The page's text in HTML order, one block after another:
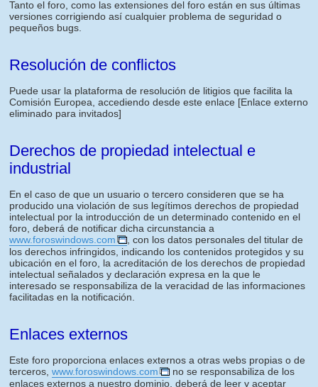
Tanto el foro, como las extensiones del foro están en sus últimas
versiones corrigiendo así cualquier problema de seguridad o
pequeños bugs.
Resolución de conflictos
Puede usar la plataforma de resolución de litigios que facilita la
Comisión Europea, accediendo desde este enlace [Enlace externo
eliminado para invitados]
Derechos de propiedad intelectual e
industrial
En el caso de que un usuario o tercero consideren que se ha
producido una violación de sus legítimos derechos de propiedad
intelectual por la introducción de un determinado contenido en el
foro, deberá de notificar dicha circunstancia a
www.foroswindows.com
, con los datos personales del titular de
los derechos infringidos, indicando los contenidos protegidos y su
ubicación en el foro, la acreditación de los derechos de propiedad
intelectual señalados y declaración expresa en la que le
interesado se responsabiliza de la veracidad de las informaciones
facilitadas en la notificación.
Enlaces externos
Este foro proporciona enlaces externos a otras webs propias o de
terceros, www.foroswindows.com
no se responsabiliza de los
enlaces externos a nuestro dominio, deberá de leer y aceptar